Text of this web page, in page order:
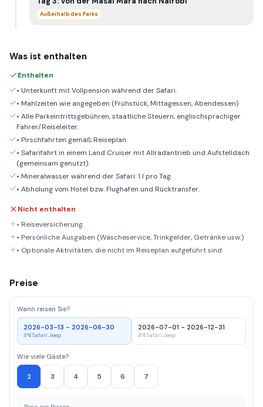
Außerhalb des Parks
Was ist enthalten
Enthalten
• Unterkunft mit Vollpension während der Safari.
• Mahlzeiten wie angegeben (Frühstück, Mittagessen, Abendessen)
• Alle Parkeintrittsgebühren, staatliche Steuern, englischsprachiger
Fahrer/Reiseleiter.
• Pirschfahrten gemäß Reiseplan.
• Safarifahrt in einem Land Cruiser mit Allradantrieb und Aufstelldach
(gemeinsam genutzt).
• Mineralwasser während der Safari: 1 l pro Tag.
• Abholung vom Hotel bzw. Flughafen und Rücktransfer.
Nicht enthalten
• Reiseversicherung.
• Persönliche Ausgaben (Wäscheservice, Trinkgelder, Getränke usw.)
• Optionale Aktivitäten, die nicht im Reiseplan aufgeführt sind
Preise
Wann reisen Sie?
2026-03-13 - 2026-06-30
4*4 Safari Jeep
2026-07-01 - 2026-12-31
4*4 Safari Jeep
Wie viele Gäste?
2 3 4 5 6 7